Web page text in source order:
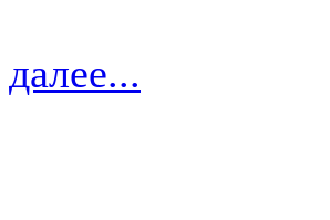
далее...